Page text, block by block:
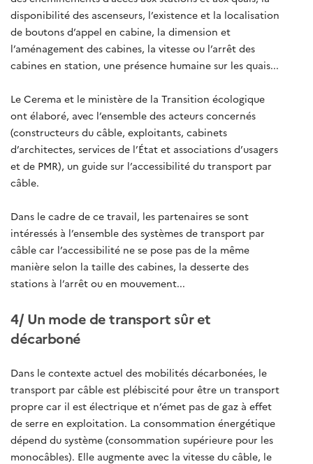
disponibilité des ascenseurs, l’existence et la localisation
de boutons d’appel en cabine, la dimension et
l’aménagement des cabines, la vitesse ou l’arrêt des
cabines en station, une présence humaine sur les quais...
Le Cerema et le ministère de la Transition écologique
ont élaboré, avec l’ensemble des acteurs concernés
(constructeurs du câble, exploitants, cabinets
d’architectes, services de l’État et associations d’usagers
et de PMR), un guide sur l’accessibilité du transport par
câble.
Dans le cadre de ce travail, les partenaires se sont
intéressés à l’ensemble des systèmes de transport par
câble car l’accessibilité ne se pose pas de la même
manière selon la taille des cabines, la desserte des
stations à l’arrêt ou en mouvement...
4/ Un mode de transport sûr et
décarboné
Dans le contexte actuel des mobilités décarbonées, le
transport par câble est plébiscité pour être un transport
propre car il est électrique et n’émet pas de gaz à effet
de serre en exploitation. La consommation énergétique
dépend du système (consommation supérieure pour les
monocâbles). Elle augmente avec la vitesse du câble, le